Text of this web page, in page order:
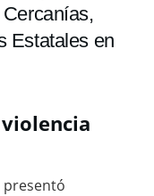
Estatales en
presentó